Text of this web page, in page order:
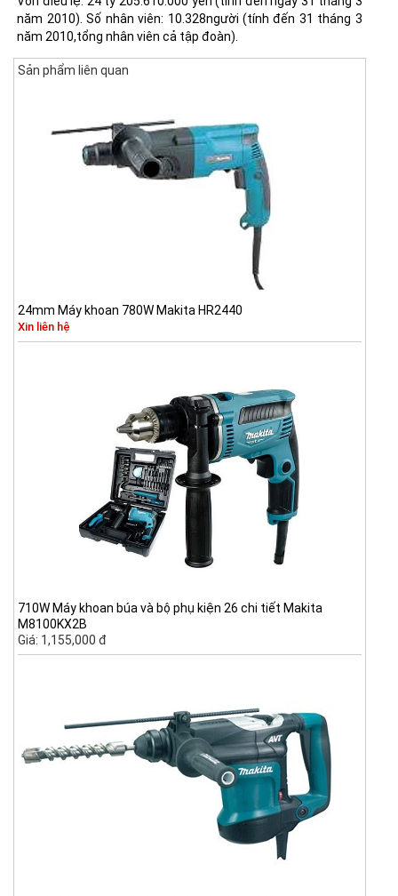
năm 2010). Số nhân viên: 10.328người (tính đến 31 tháng 3
năm 2010,tổng nhân viên cả tập đoàn).
Sản phẩm liên quan
24mm Máy khoan 780W Makita HR2440
Xin liên hệ
710W Máy khoan búa và bộ phụ kiện 26 chi tiết Makita
M8100KX2B
Giá: 1,155,000 đ